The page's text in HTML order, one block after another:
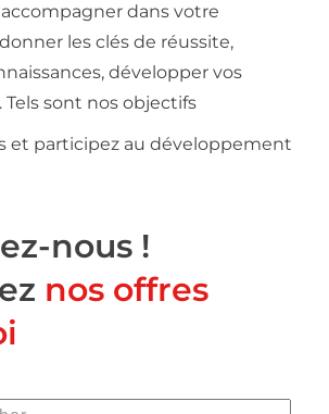
dans votre
les clés de réussite,
développer vos
sont nos objectifs
et participez au développement
nous !
nos offres